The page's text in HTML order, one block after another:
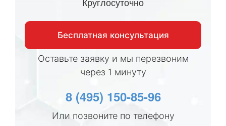
Бесплатная консультация
Оставьте заявку и мы перезвоним
через 1 минуту
8 (495) 150-85-96
Или позвоните по телефону